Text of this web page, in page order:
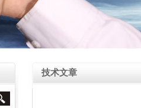
技术文章